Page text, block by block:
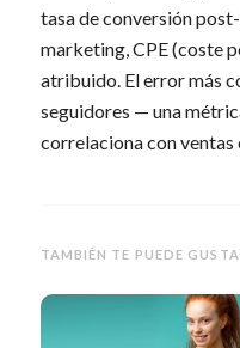
tasa de conversión
marketing, CPE (coste
atribuido. El error más
seguidores — una
correlaciona con ventas
TAMBIÉN TE PUEDE